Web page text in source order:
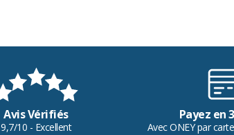
Avis Vérifiés
9,7/10 - Excellent
Payez en
Avec ONEY par